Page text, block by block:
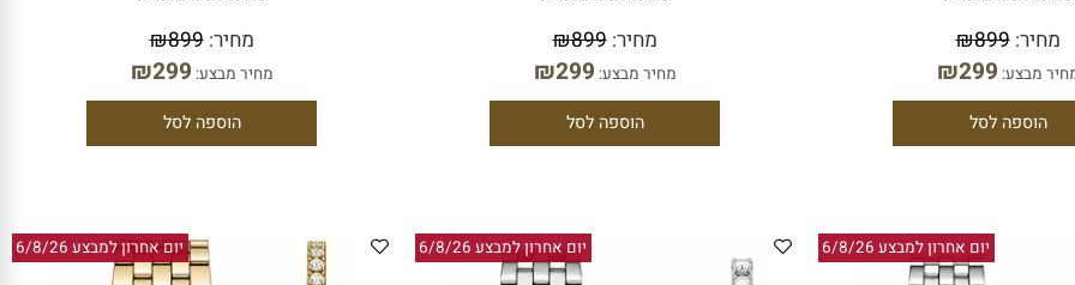
שעון מייקל קורס לאישה MK3519
MICHAEL
₪899
₪299
שעון מייקל קורס לאישה MK6689
MICHAEL KORS
מחיר: ₪899
מחיר מבצע: ₪299
MICHAEL KORS
מחיר: ₪899
מחיר מבצע: ₪299